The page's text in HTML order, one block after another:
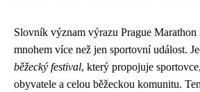
Slovník význam výrazu Prague Marathon
mnohem více než jen sportovní událost.
běžecký festival, který propojuje
obyvatele a celou běžeckou komunitu.